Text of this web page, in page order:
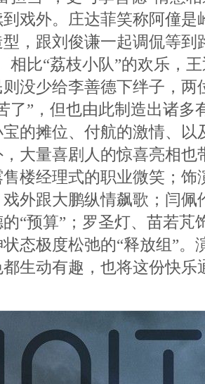
戏外。庄达菲笑称阿僮是
，跟刘俊谦一起调侃等到
相比“荔枝小队”的欢乐，
没少给李善德下绊子，两
了”，但也由此制造出诸多
的摊位、付航的激情、以
，大量喜剧人的惊喜亮相
楼经理式的职业微笑；饰
外跟大鹏纵情飙歌；闫佩
“预算”；罗圣灯、苗若芃
态极度松弛的“释放组”。
生动有趣，也将这份快乐